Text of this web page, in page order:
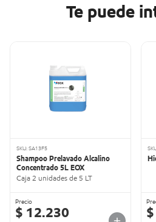
Te puede
SKU: SA13F5
Shampoo Prelavado Alcalino
Concentrado 5L EOX
Caja 2 unidades de 5 LT
Precio
$ 12.230